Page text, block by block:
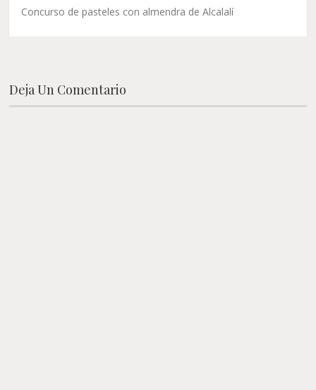
Concurso de pasteles con almendra de Alcalalí
Deja Un Comentario